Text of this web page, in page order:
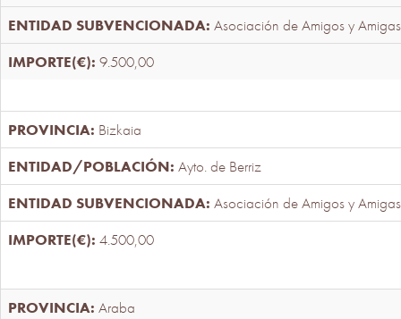
Asociación de Amigos y
9.500,00
Bizkaia
Ayto. de Berriz
Asociación de Amigos y
4.500,00
Araba